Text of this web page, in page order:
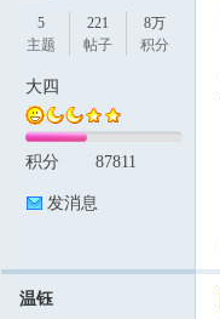
5
主题
221
帖子
8万
积分
大四
积分 87811
发消息
温钰